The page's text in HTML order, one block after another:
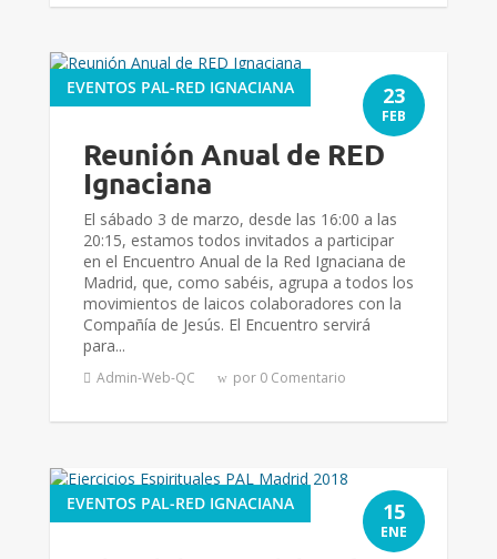
Reunión Anual de RED
Ignaciana
EVENTOS PAL-RED IGNACIANA
El sábado 3 de marzo, desde las 16:00 a las
20:15, estamos todos invitados a participar
en el Encuentro Anual de la Red Ignaciana de
Madrid, que, como sabéis, agrupa a todos los
movimientos de laicos colaboradores con la
Compañía de Jesús. El Encuentro servirá
para...
Admin-Web-QC por 0 Comentario
23
FEB
EVENTOS PAL-RED IGNACIANA 15
ENE